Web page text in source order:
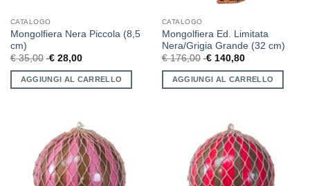
CATALOGO
Mongolfiera Nera Piccola (8,5
cm)
€35,00 €28,00
AGGIUNGI AL CARRELLO
CATALOGO
Mongolfiera Ed. Limitata
Nera/Grigia Grande (32 cm)
€176,00 €140,80
AGGIUNGI AL CARRELLO